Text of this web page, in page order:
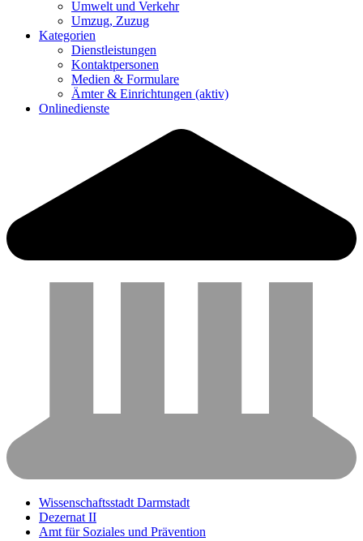
Umwelt und Verkehr
Umzug, Zuzug
Kategorien
Dienstleistungen
Kontaktpersonen
Medien & Formulare
Ämter & Einrichtungen (aktiv)
Onlinedienste
Wissenschaftsstadt Darmstadt
Dezernat II
Amt für Soziales und Prävention